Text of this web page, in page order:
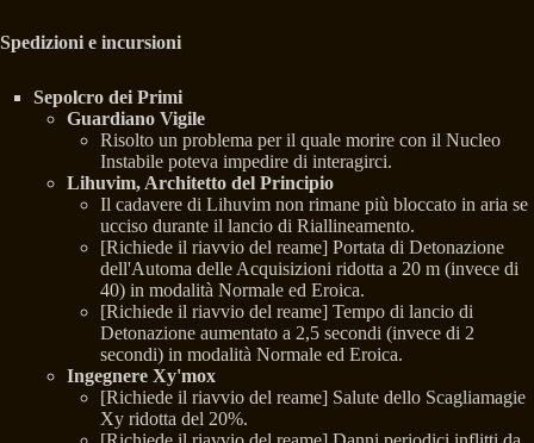
Spedizioni e incursioni
Sepolcro dei Primi
Guardiano Vigile
Risolto un problema per il quale morire con il Nucleo
Instabile poteva impedire di interagirci.
Lihuvim, Architetto del Principio
Il cadavere di Lihuvim non rimane più bloccato in aria se
ucciso durante il lancio di Riallineamento.
[Richiede il riavvio del reame] Portata di Detonazione
dell'Automa delle Acquisizioni ridotta a 20 m (invece di
40) in modalità Normale ed Eroica.
[Richiede il riavvio del reame] Tempo di lancio di
Detonazione aumentato a 2,5 secondi (invece di 2
secondi) in modalità Normale ed Eroica.
Ingegnere Xy'mox
[Richiede il riavvio del reame] Salute dello Scagliamagie
Xy ridotta del 20%.